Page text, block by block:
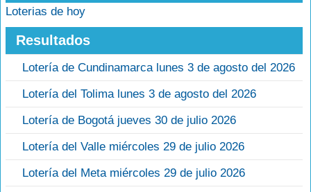
Loterias de hoy
Resultados
Lotería de Cundinamarca lunes 3 de agosto del 2026
Lotería del Tolima lunes 3 de agosto del 2026
Lotería de Bogotá jueves 30 de julio 2026
Lotería del Valle miércoles 29 de julio 2026
Lotería del Meta miércoles 29 de julio 2026